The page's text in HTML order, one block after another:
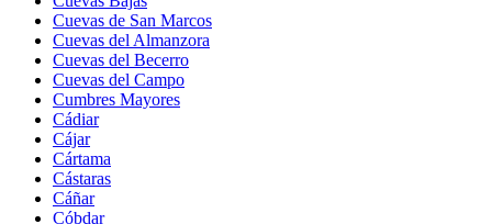
Cuevas de San Marcos
Cuevas del Almanzora
Cuevas del Becerro
Cuevas del Campo
Cumbres Mayores
Cádiar
Cájar
Cártama
Cástaras
Cáñar
Cóbdar